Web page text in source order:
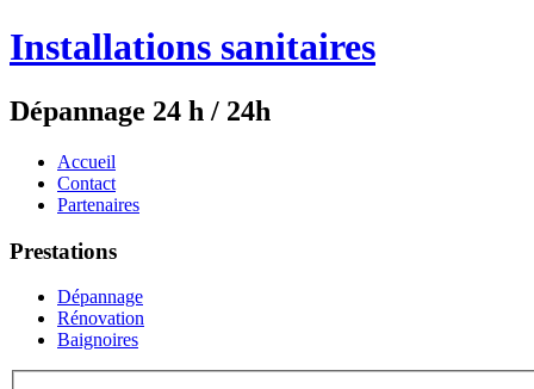
Installations sanitaires
Dépannage 24 h / 24h
Accueil
Contact
Partenaires
Prestations
Dépannage
Rénovation
Baignoires